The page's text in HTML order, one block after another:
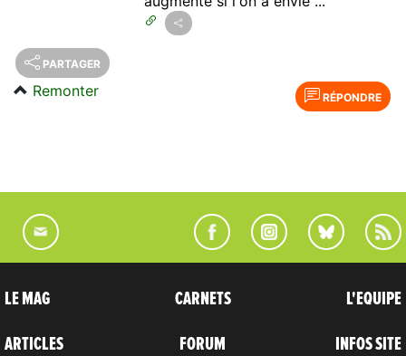
PARTAGER
RÉPONDRE
Remonter
LE MAG
ARTICLES
CARNETS
FORUM
L'EQUIPE
INFOS SITE